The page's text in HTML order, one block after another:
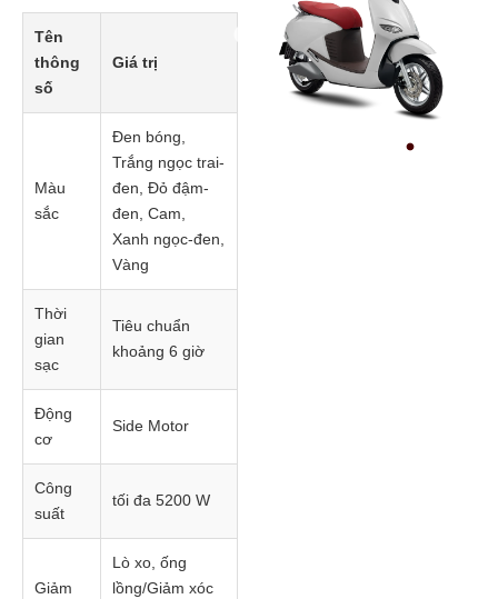
Tên
thông
số
Giá trị
Màu
sắc
Đen bóng,
Trắng ngọc trai-
đen, Đỏ đậm-
đen, Cam,
Xanh ngọc-đen,
Vàng
Thời
gian
sạc
Tiêu chuẩn
khoảng 6 giờ
Động
cơ
Side Motor
Công
suất
tối đa 5200 W
Giảm
Lò xo, ống
lồng/Giảm xóc